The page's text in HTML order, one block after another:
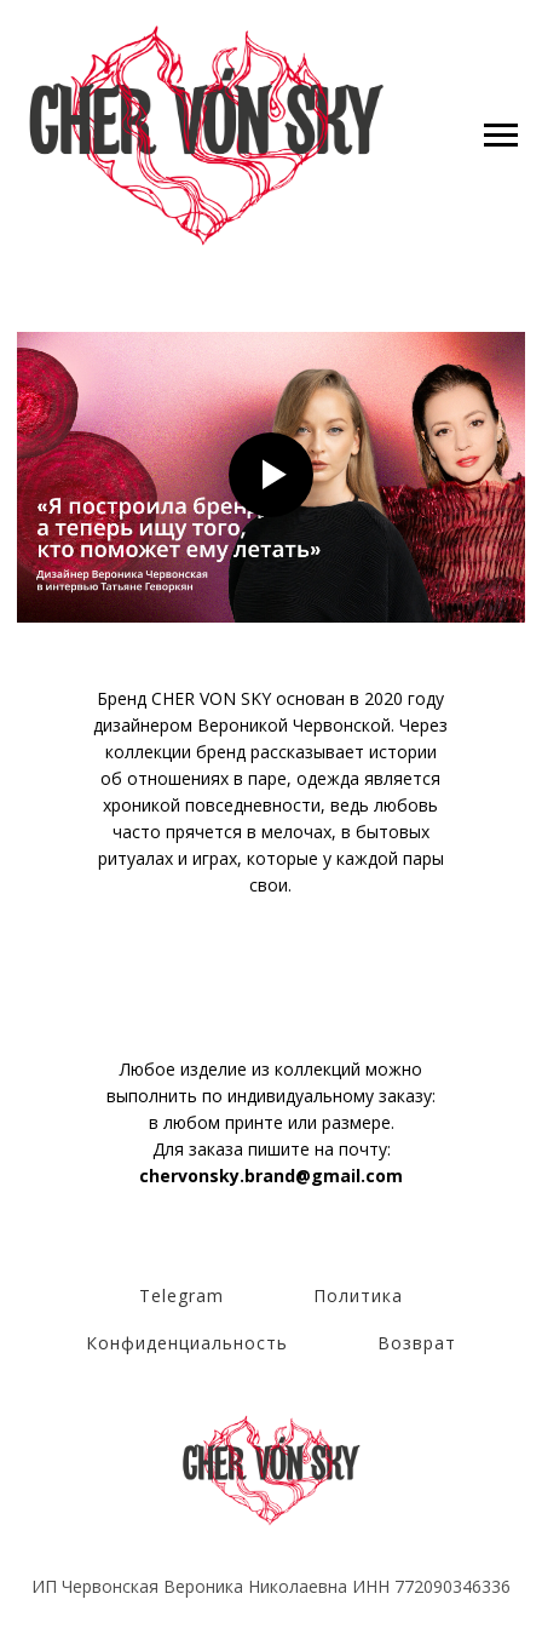
Бренд CHER VON SKY основан в 2020 году
дизайнером Вероникой Червонской. Через
коллекции бренд рассказывает истории
об отношениях в паре, одежда является
хроникой повседневности, ведь любовь
часто прячется в мелочах, в бытовых
ритуалах и играх, которые у каждой пары
свои.
Любое изделие из коллекций можно
выполнить по индивидуальному заказу:
в любом принте или размере.
Для заказа пишите на почту:
chervonsky.brand@gmail.com
Telegram Политика
Конфиденциальность Возврат
ИП Червонская Вероника Николаевна ИНН 772090346336